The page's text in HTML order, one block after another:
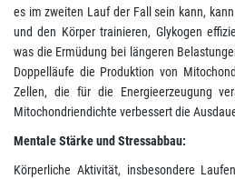
es im zweiten Lauf der Fall sein kann,
und den Körper trainieren, Glykogen
was die Ermüdung bei längeren
Doppelläufe die Produktion von
Zellen, die für die Energieerzeugung
Mitochondriendichte verbessert die
Mentale Stärke und Stressabbau:
Körperliche Aktivität, insbesondere